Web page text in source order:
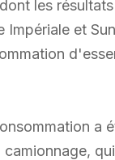
les
Impériale et
a